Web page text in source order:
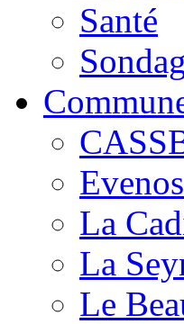
Santé
Evenos
La
La
Le